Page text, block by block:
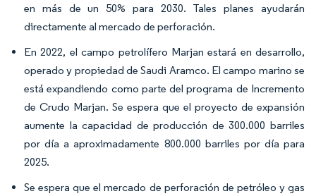
en más de un 50% para 2030. Tales planes ayudarán
directamente al mercado de perforación.
En 2022, el campo petrolífero Marjan estará en desarrollo,
operado y propiedad de Saudi Aramco. El campo marino se
está expandiendo como parte del programa de Incremento
de Crudo Marjan. Se espera que el proyecto de expansión
aumente la capacidad de producción de 300.000 barriles
por día a aproximadamente 800.000 barriles por día para
2025.
Se espera que el mercado de perforación de petróleo y gas